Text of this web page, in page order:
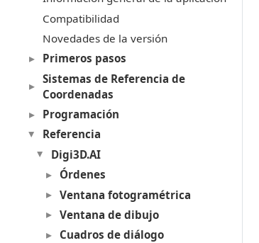
Compatibilidad
Novedades de la versión
Primeros pasos
Sistemas de Referencia de
Coordenadas
Programación
Referencia
Digi3D.AI
Órdenes
Ventana fotogramétrica
Ventana de dibujo
Cuadros de diálogo